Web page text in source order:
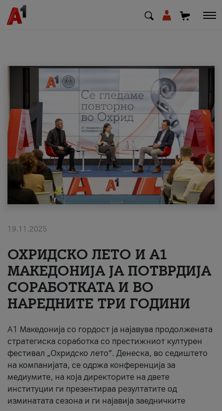
МК SQ
Приватни Деловни
Поддршка
Надополни кредит
#ПодобарОнлајн
19.11.2025
ОХРИДСКО ЛЕТО И A1
МАКЕДОНИЈА ЈА ПОТВРДИЈА
СОРАБОТКАТА И ВО
НАРЕДНИТЕ ТРИ ГОДИНИ
A1 Македонија со гордост ја најавува продолжената
стратегиска соработка со престижниот културен
фестивал „Охридско лето“. Денеска, во седиштето
на компанијата, се одржа конференција за
медиумите, на која директорите на двете
институции ги презентираа резултатите од
изминатата сезона и ги најавија заедничките